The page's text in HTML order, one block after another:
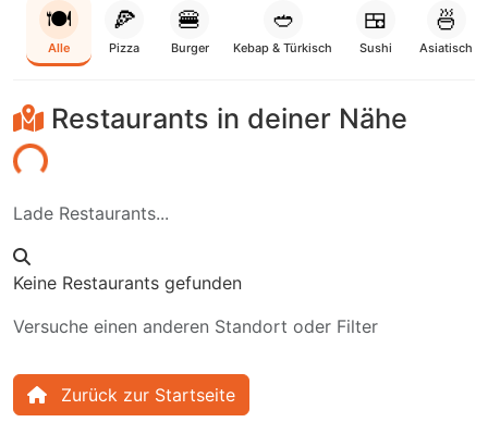
🍽️
Alle
🍕
Pizza
🍔
Burger
🥙
Kebap & Türkisch
🍱
Sushi
🍜
Asiatisch
Restaurants in deiner Nähe
Lade Restaurants...
Keine Restaurants gefunden
Versuche einen anderen Standort oder Filter
Zurück zur Startseite